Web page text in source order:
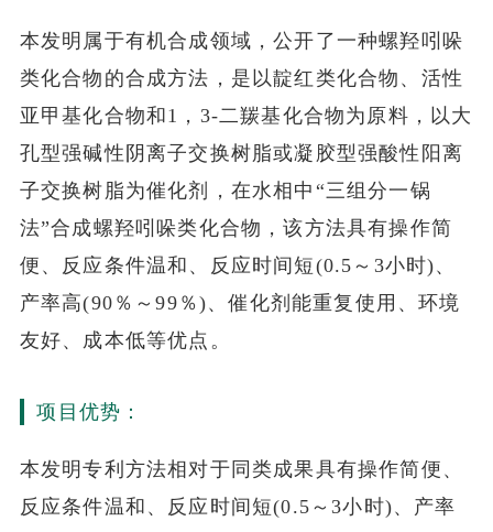
本发明属于有机合成领域，公开了一种螺羟吲哚
类化合物的合成方法，是以靛红类化合物、活性
亚甲基化合物和1，3-二羰基化合物为原料，以大
孔型强碱性阴离子交换树脂或凝胶型强酸性阳离
子交换树脂为催化剂，在水相中“三组分一锅
法”合成螺羟吲哚类化合物，该方法具有操作简
便、反应条件温和、反应时间短(0.5～3小时)、
产率高(90％～99％)、催化剂能重复使用、环境
友好、成本低等优点。
项目优势：
本发明专利方法相对于同类成果具有操作简便、
反应条件温和、反应时间短(0.5～3小时)、产率